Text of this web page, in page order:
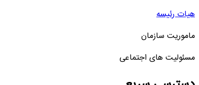
هیات رئیسه
ماموریت سازمان
مسئولیت های اجتماعی